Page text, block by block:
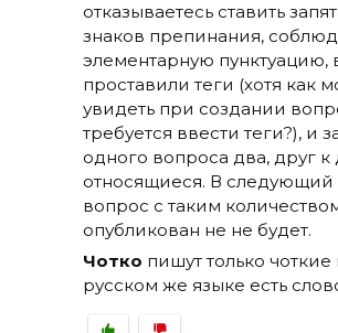
отказываетесь ставить
знаков препинания,
элементарную пунктуацию,
проставили теги (хотя как
увидеть при создании
требуется ввести теги?), и
одного вопроса два, друг к
относящиеся. В следующий
вопрос с таким
опубликован не не будет.
Чотко пишут только
русском же языке есть